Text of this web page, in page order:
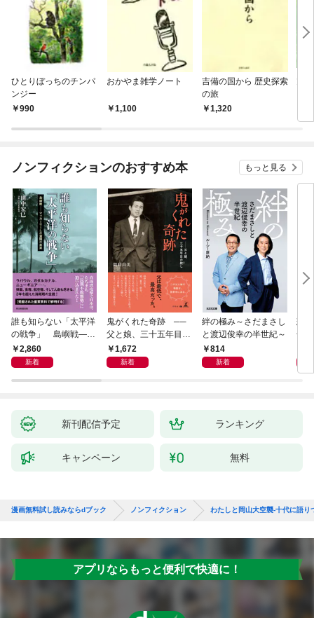
ひとりぼっちのチンパ
ンジー
990
おかやま雑学ノート
1,100
吉備の国から 歴史探索
の旅
1,320
旭
ノンフィクションのおすすめ本 もっと見る
誰も知らない「太平洋
の戦争」 島嶼戦――
マッカーサーとの激闘
の真実
2,860
新着
鬼がくれた奇跡 ──
父と娘、三十五年目の
赦し1,672
新着
絆の極み～さだまさし
と渡辺俊幸の半世紀～
814
新着
悲
子
新刊配信予定 ランキング
キャンペーン 無料
漫画無料試し読みならdブック ノンフィクション わたしと岡山大空襲-十代に語
アプリならもっと便利で快適に！